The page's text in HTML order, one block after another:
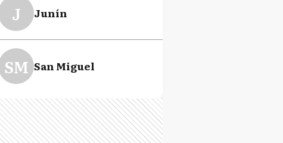
J Junín
SM San Miguel